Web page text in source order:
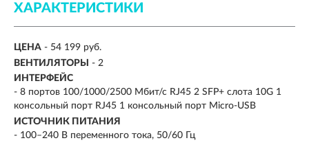
ХАРАКТЕРИСТИКИ
ЦЕНА - 54 199 руб.
ВЕНТИЛЯТОРЫ
- 2
ИНТЕРФЕЙС
- 8 портов 100/1000/2500 Мбит/с RJ45 2 SFP+ слота 10G 1
консольный порт RJ45 1 консольный порт Micro-USB
ИСТОЧНИК ПИТАНИЯ
- 100–240 В переменного тока, 50/60 Гц